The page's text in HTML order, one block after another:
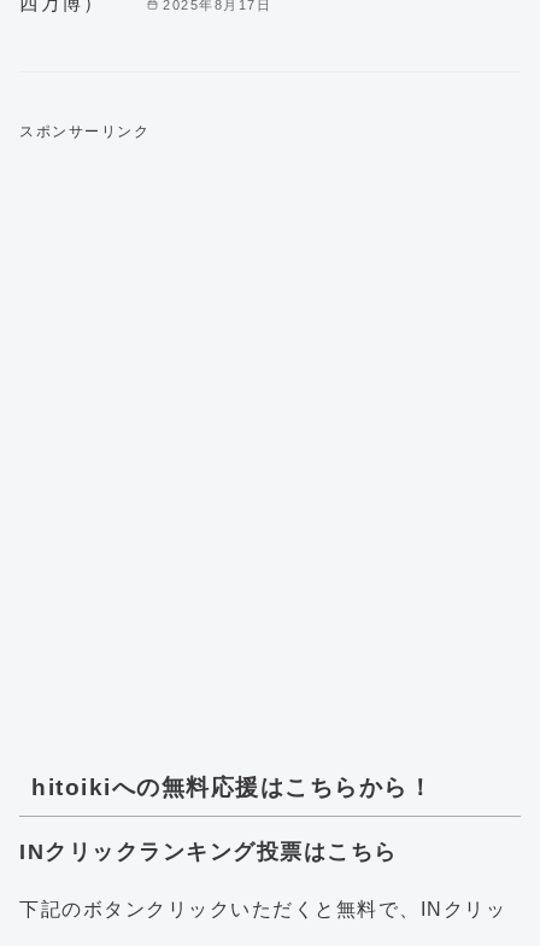
2025年8月17日
スポンサーリンク
hitoikiへの無料応援はこちらから！
INクリックランキング投票はこちら
下記のボタンクリックいただくと無料で、INクリッ